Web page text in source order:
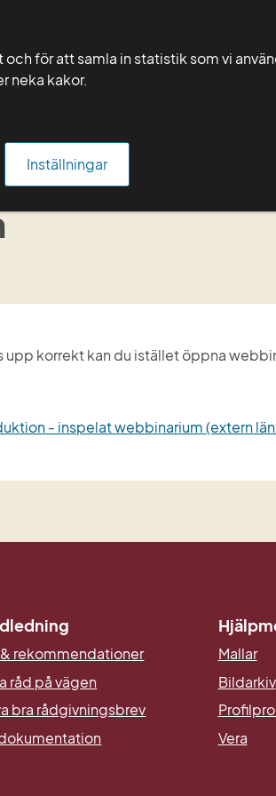
för att samla in statistik som vi
neka kakor.
Inställningar
Vera Kurser
robust
upp korrekt kan du istället öppna
- inspelat webbinarium (extern
& rekommendationer
råd på vägen
bra rådgivningsbrev
Mallar
Bildarkiv
Vera